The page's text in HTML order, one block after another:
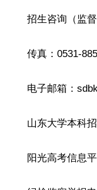
招生咨询（监
传真：0531-
电子邮箱：
山东大学本科
阳光高考信息